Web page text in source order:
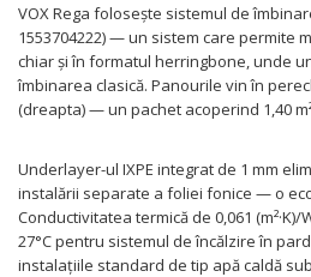
VOX Rega folosește sistemul de
1553704222) — un sistem care permite
chiar și în formatul herringbone, unde
îmbinarea clasică. Panourile vin în
(dreapta) — un pachet acoperind 1,40
Underlayer-ul IXPE integrat de 1 mm
instalării separate a foliei fonice — o
Conductivitatea termică de 0,061
27°C pentru sistemul de încălzire în
instalațiile standard de tip apă caldă